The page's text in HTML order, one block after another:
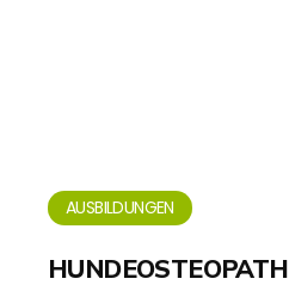
AUSBILDUNGEN
HUNDEOSTEOPATH